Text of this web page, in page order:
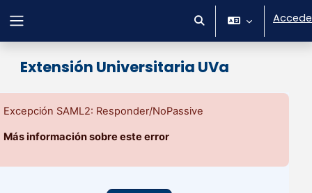
Selector de búsqueda
Extensión Universitaria UVa
Excepción SAML2: Responder/NoPassive
Más información sobre este error